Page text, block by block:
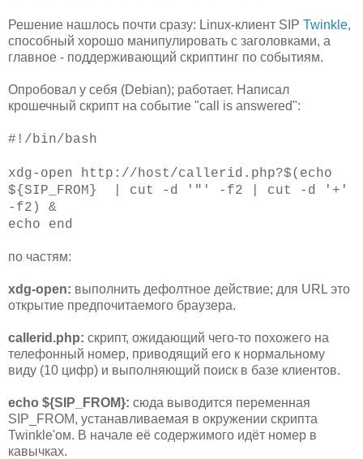
Решение нашлось почти сразу: Linux-клиент SIP Twinkle,
способный хорошо манипулировать с заголовками, а
главное - поддерживающий скриптинг по событиям.
Опробовал у себя (Debian); работает. Написал
крошечный скрипт на событие "call is answered":
#!/bin/bash
xdg-open http://host/callerid.php?$(echo
${SIP_FROM} | cut -d '"' -f2 | cut -d '+'
-f2) &
echo end
по частям:
xdg-open: выполнить дефолтное действие; для URL это
открытие предпочитаемого браузера.
callerid.php: скрипт, ожидающий чего-то похожего на
телефонный номер, приводящий его к нормальному
виду (10 цифр) и выполняющий поиск в базе клиентов.
echo ${SIP_FROM}: сюда выводится переменная
SIP_FROM, устанавливаемая в окружении скрипта
Twinkle'ом. В начале её содержимого идёт номер в
кавычках.